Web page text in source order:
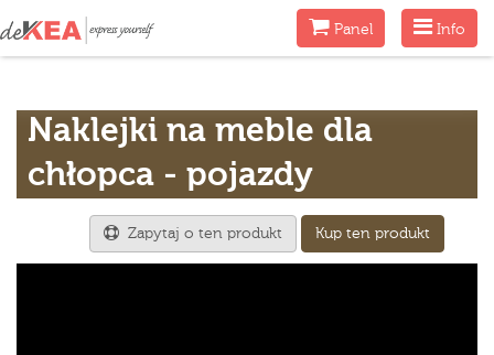
Menu
Info
MenuPanel
Naklejki na meble dla
chłopca - pojazdy
Zapytaj o ten produkt Kup ten produkt